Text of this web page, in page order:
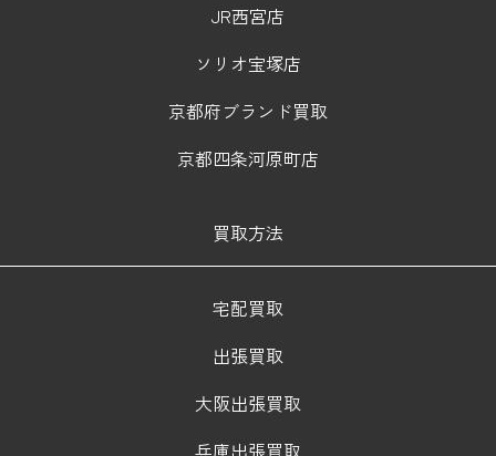
JR西宮店
ソリオ宝塚店
京都府ブランド買取
京都四条河原町店
買取方法
宅配買取
出張買取
大阪出張買取
兵庫出張買取